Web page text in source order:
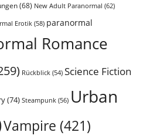
(68) New Adult Paranormal (62)
Erotik (58) paranormal
Romance
Rückblick (54) Science Fiction
(74) Steampunk (56) Urban
Vampire (421)